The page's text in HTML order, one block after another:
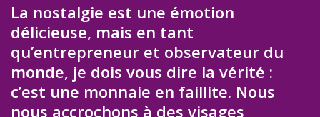
La nostalgie est une émotion
délicieuse, mais en tant
qu’entrepreneur et observateur du
monde, je dois vous dire la vérité :
c’est une monnaie en faillite. Nous
nous accrochons à des visages